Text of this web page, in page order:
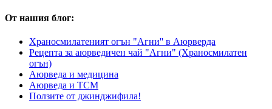
От нашия блог:
Храносмилатеният огън "Агни'' в Аюрверда
Рецепта за аюрведичен чай "Агни" (Храносмилатен
огън)
Аюрведа и медицина
Аюрведа и TCM
Ползите от джинджифила!